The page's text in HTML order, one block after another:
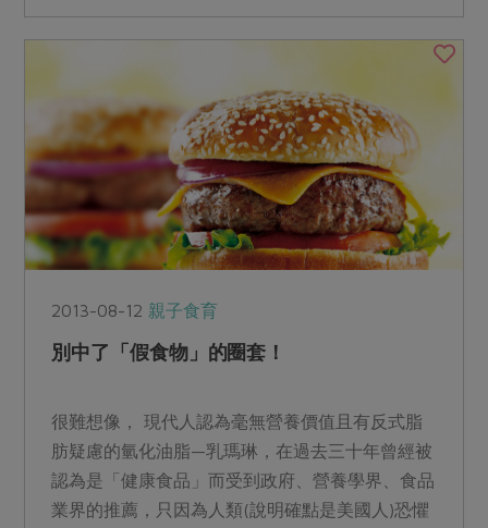
2013-08-12 親子食育
別中了「假食物」的圈套！
很難想像， 現代人認為毫無營養價值且有反式脂
肪疑慮的氫化油脂—乳瑪琳，在過去三十年曾經被
認為是「健康食品」而受到政府、營養學界、食品
業界的推薦，只因為人類(說明確點是美國人)恐懼